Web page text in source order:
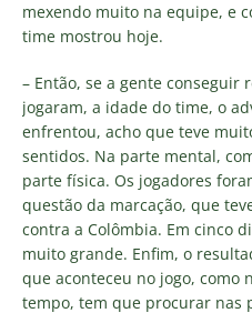
mexendo muito na equipe, e
time mostrou hoje.
– Então, se a gente conseguir
jogaram, a idade do time, o
enfrentou, acho que teve
sentidos. Na parte mental,
parte física. Os jogadores
questão da marcação, que
contra a Colômbia. Em cinco
muito grande. Enfim, o
que aconteceu no jogo, como
tempo, tem que procurar nas